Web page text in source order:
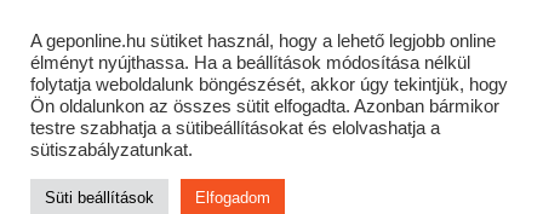
Cofidis expressz online áruhitel 0 % THM-el 10 hónapra!
Most minden akciós HQ láncfűrészhez ajándékba adunk egy fűrészláncot!
Részletek ide kattintva!
KERTÉSZETI – ERDÉSZETI – ÉPÍTŐIPARI GÉP WEBSHOP
A geponline.hu sütiket használ, hogy a lehető legjobb online
élményt nyújthassa. Ha a beállítások módosítása nélkül
folytatja weboldalunk böngészését, akkor úgy tekintjük, hogy
Ön oldalunkon az összes sütit elfogadta. Azonban bármikor
testre szabhatja a sütibeállításokat és elolvashatja a
sütiszabályzatunkat.
Süti beállítások Elfogadom